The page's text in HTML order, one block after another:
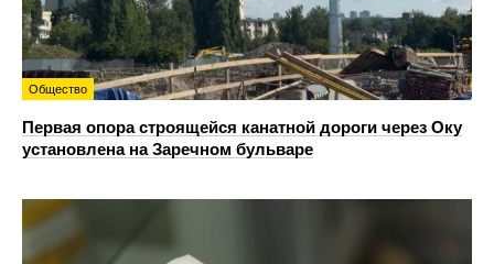
Общество
Первая опора строящейся канатной дороги через Оку
установлена на Заречном бульваре